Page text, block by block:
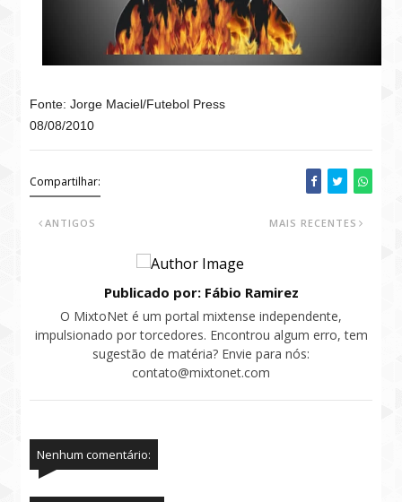
Fonte: Jorge Maciel/Futebol Press
08/08/2010
Compartilhar:
MAIS RECENTES
ANTIGOS
Publicado por: Fábio Ramirez
O MixtoNet é um portal mixtense independente,
impulsionado por torcedores. Encontrou algum erro, tem
sugestão de matéria? Envie para nós:
contato@mixtonet.com
Nenhum comentário: